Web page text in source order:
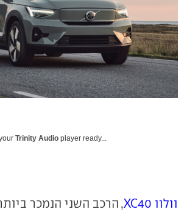
Trinity Audio player ready...
וולוו XC40
, הרכב השני הנמכר